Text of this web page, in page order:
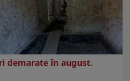
demarate în august.